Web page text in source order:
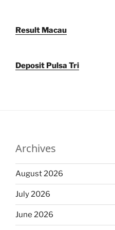
Result Macau
Deposit Pulsa Tri
Archives
August 2026
July 2026
June 2026